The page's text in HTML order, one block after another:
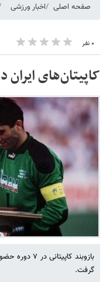
صفحه اصلی اخبار ورزشی
۰ نفر
کاپیتان‌های
بازوبند
گرفت.